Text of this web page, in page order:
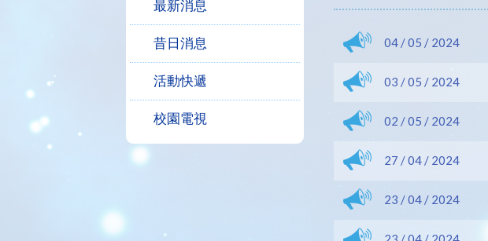
最新消息
昔日消息
活動快遞
校園電視
04 / 05 / 2024
03 / 05 / 2024
02 / 05 / 2024
27 / 04 / 2024
23 / 04 / 2024